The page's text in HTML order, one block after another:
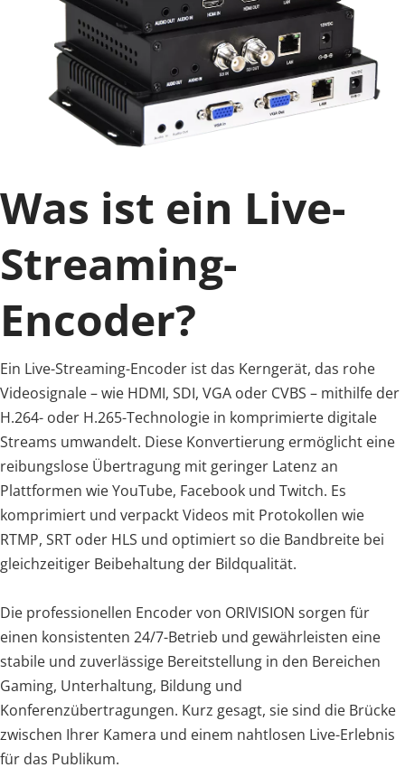
Was ist ein Live-
Streaming-
Encoder?
Ein Live-Streaming-Encoder ist das Kerngerät, das rohe
Videosignale – wie HDMI, SDI, VGA oder CVBS – mithilfe der
H.264- oder H.265-Technologie in komprimierte digitale
Streams umwandelt. Diese Konvertierung ermöglicht eine
reibungslose Übertragung mit geringer Latenz an
Plattformen wie YouTube, Facebook und Twitch. Es
komprimiert und verpackt Videos mit Protokollen wie
RTMP, SRT oder HLS und optimiert so die Bandbreite bei
gleichzeitiger Beibehaltung der Bildqualität.
Die professionellen Encoder von ORIVISION sorgen für
einen konsistenten 24/7-Betrieb und gewährleisten eine
stabile und zuverlässige Bereitstellung in den Bereichen
Gaming, Unterhaltung, Bildung und
Konferenzübertragungen. Kurz gesagt, sie sind die Brücke
zwischen Ihrer Kamera und einem nahtlosen Live-Erlebnis
für das Publikum.